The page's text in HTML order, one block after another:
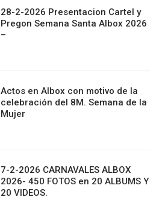
28-2-2026 Presentacion Cartel y
Pregon Semana Santa Albox 2026
–
Actos en Albox con motivo de la
celebración del 8M. Semana de la
Mujer
7-2-2026 CARNAVALES ALBOX
2026- 450 FOTOS en 20 ALBUMS Y
20 VIDEOS.